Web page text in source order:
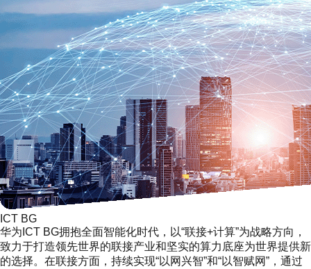
ICT BG
华为ICT BG拥抱全面智能化时代，以“联接+计算”为战略方向，
致力于打造领先世界的联接产业和坚实的算力底座为世界提供新
的选择。在联接方面，持续实现“以网兴智”和“以智赋网”，通过